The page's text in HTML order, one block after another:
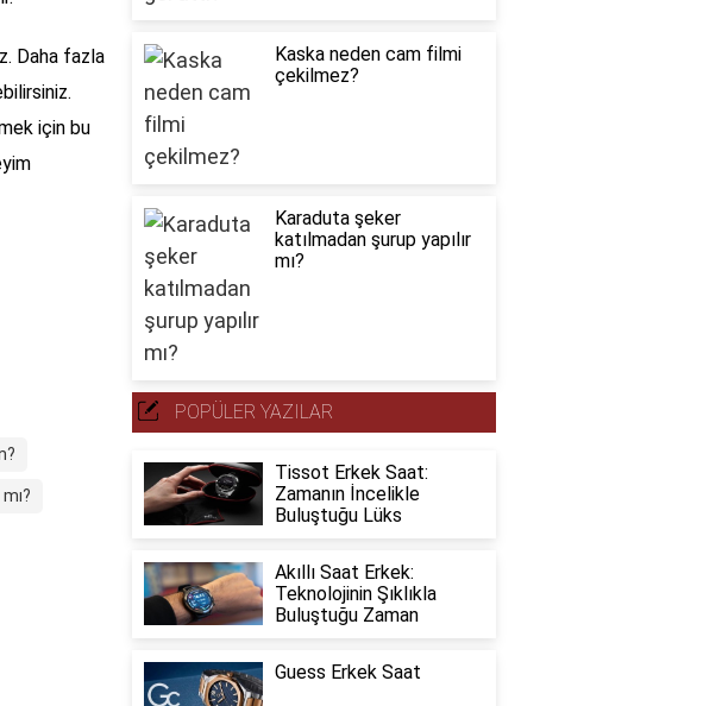
Daha fazla
için bu
Kaska neden cam filmi
çekilmez?
Karaduta şeker
katılmadan şurup yapılır
mı?
POPÜLER YAZILAR
Tissot Erkek Saat:
Zamanın İncelikle
Buluştuğu Lüks
Akıllı Saat Erkek:
Teknolojinin Şıklıkla
Buluştuğu Zaman
Guess Erkek Saat